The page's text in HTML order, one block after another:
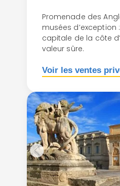
Promenade des
musées d’exception
capitale de la côte
valeur sûre.
Voir les ventes